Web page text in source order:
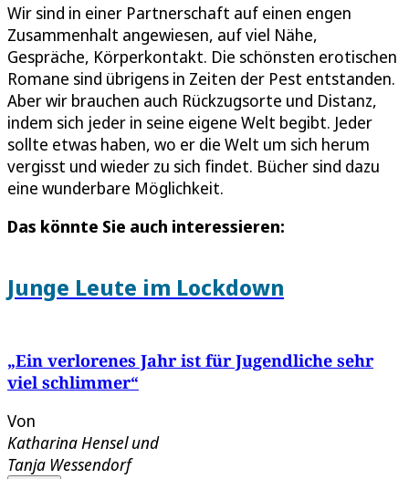
Wir sind in einer Partnerschaft auf einen engen
Zusammenhalt angewiesen, auf viel Nähe,
Gespräche, Körperkontakt. Die schönsten erotischen
Romane sind übrigens in Zeiten der Pest entstanden.
Aber wir brauchen auch Rückzugsorte und Distanz,
indem sich jeder in seine eigene Welt begibt. Jeder
sollte etwas haben, wo er die Welt um sich herum
vergisst und wieder zu sich findet. Bücher sind dazu
eine wunderbare Möglichkeit.
Das könnte Sie auch interessieren:
Junge Leute im Lockdown
„Ein verlorenes Jahr ist für Jugendliche sehr
viel schlimmer“
Von
Katharina Henselund
Tanja Wessendorf